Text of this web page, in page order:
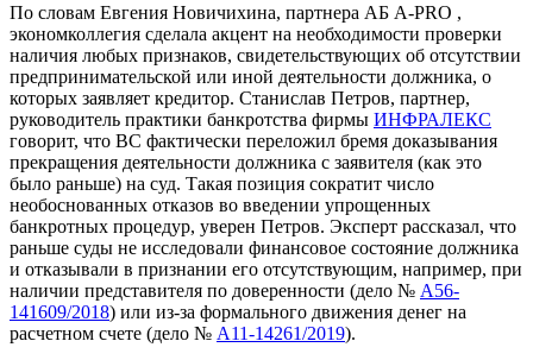
По словам Евгения Новичихина, партнера АБ A-PRO ,
экономколлегия сделала акцент на необходимости проверки
наличия любых признаков, свидетельствующих об отсутствии
предпринимательской или иной деятельности должника, о
которых заявляет кредитор. Станислав Петров, партнер,
руководитель практики банкротства фирмы ИНФРАЛЕКС
говорит, что ВС фактически переложил бремя доказывания
прекращения деятельности должника с заявителя (как это
было раньше) на суд. Такая позиция сократит число
необоснованных отказов во введении упрощенных
банкротных процедур, уверен Петров. Эксперт рассказал, что
раньше суды не исследовали финансовое состояние должника
и отказывали в признании его отсутствующим, например, при
наличии представителя по доверенности (дело № А56-
141609/2018) или из-за формального движения денег на
расчетном счете (дело № А11-14261/2019).